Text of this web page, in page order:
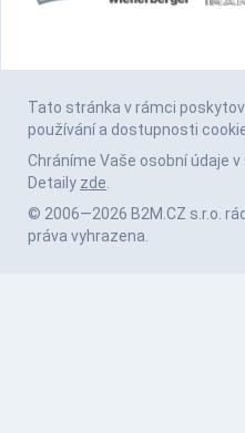
Tato stránka v rámci
používání a dostupnosti
Chráníme Vaše osobní údaje
Detaily zde.
© 2006—2026 B2M.CZ s.r.o.
práva vyhrazena.